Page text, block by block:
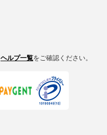
ヘルプ一覧をご確認ください。